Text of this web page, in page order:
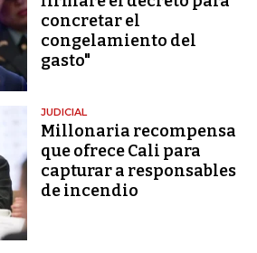
concretar el
congelamiento del
gasto"
JUDICIAL
Millonaria recompensa
que ofrece Cali para
capturar a responsables
de incendio